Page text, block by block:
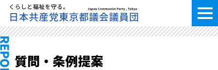
質問・条例提案